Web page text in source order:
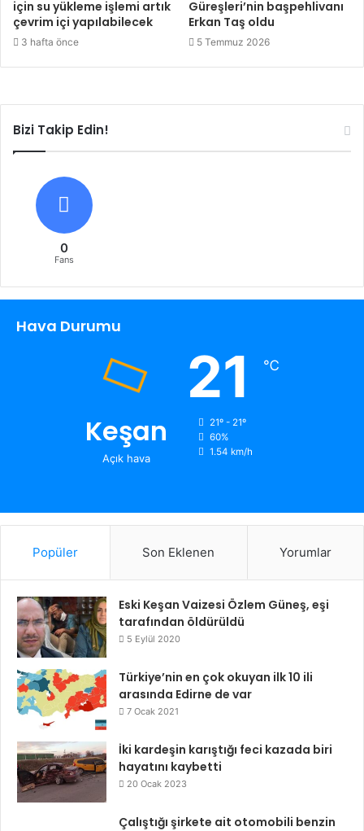
için su yükleme işlemi artık
çevrim içi yapılabilecek
3 hafta önce
Güreşleri’nin başpehlivanı
Erkan Taş oldu
5 Temmuz 2026
Bizi Takip Edin!
0
Fans
Hava Durumu
Keşan
Açık hava
21 ℃
21º - 21º
60%
1.54 km/h
Popüler Son Eklenen Yorumlar
Eski Keşan Vaizesi Özlem Güneş, eşi
tarafından öldürüldü
5 Eylül 2020
Türkiye’nin en çok okuyan ilk 10 ili
arasında Edirne de var
7 Ocak 2021
İki kardeşin karıştığı feci kazada biri
hayatını kaybetti
20 Ocak 2023
Çalıştığı şirkete ait otomobili benzin